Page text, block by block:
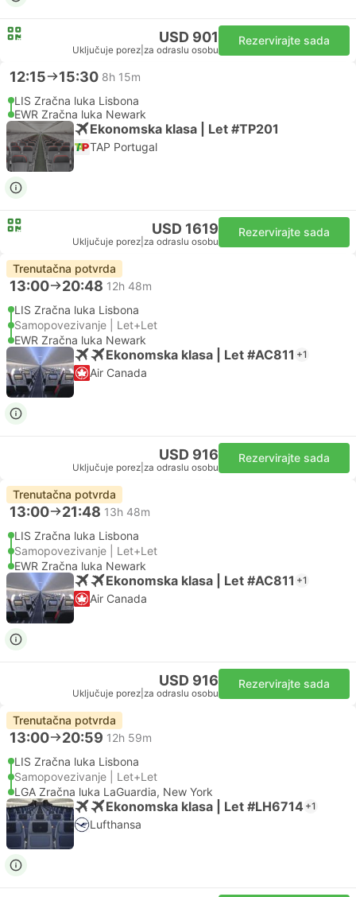
USD 901
Uključuje porez za odraslu osobu
Rezervirajte sada
12:15 15:30 8h 15m
LIS Zračna luka Lisbona
EWR Zračna luka Newark
Ekonomska klasa | Let #TP201
TAP Portugal
USD 1619
Uključuje porez za odraslu osobu
Rezervirajte sada
Trenutačna potvrda
13:00 20:48 12h 48m
LIS Zračna luka Lisbona
Samopovezivanje | Let+Let
EWR Zračna luka Newark
Ekonomska klasa | Let #AC811 +1
Air Canada
USD 916
Uključuje porez za odraslu osobu
Rezervirajte sada
Trenutačna potvrda
13:00 21:48 13h 48m
LIS Zračna luka Lisbona
Samopovezivanje | Let+Let
EWR Zračna luka Newark
Ekonomska klasa | Let #AC811 +1
Air Canada
USD 916
Uključuje porez za odraslu osobu
Rezervirajte sada
Trenutačna potvrda
13:00 20:59 12h 59m
LIS Zračna luka Lisbona
Samopovezivanje | Let+Let
LGA Zračna luka LaGuardia, New York
Ekonomska klasa | Let #LH6714 +1
Lufthansa